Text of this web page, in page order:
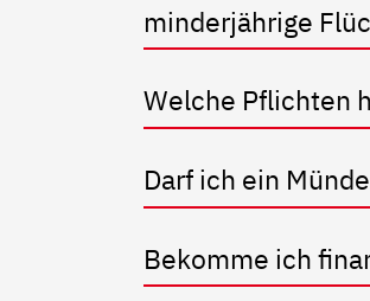
minderjährige
Welche Pflichten
Darf ich ein
Bekomme ich